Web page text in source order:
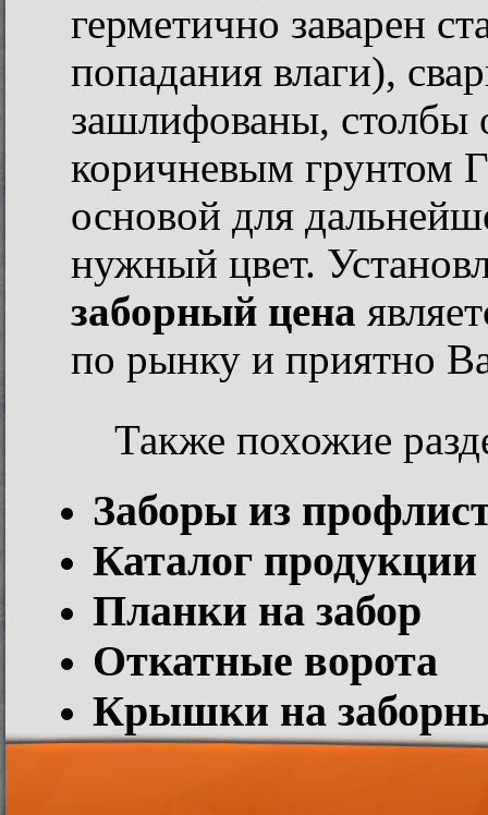
герметично заварен
попадания влаги),
зашлифованы, столбы
коричневым грунтом
основой для
нужный цвет.
заборный цена
по рынку и приятно
Также похожие
Заборы из
Каталог продукции
Планки на забор
Откатные ворота
Крышки на